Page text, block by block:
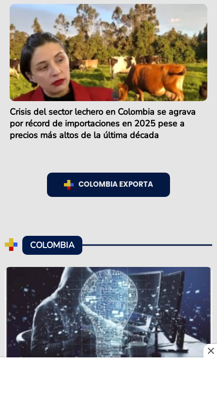
Crisis del sector lechero en Colombia se agrava
por récord de importaciones en 2025 pese a
precios más altos de la última década
COLOMBIA EXPORTA
COLOMBIA